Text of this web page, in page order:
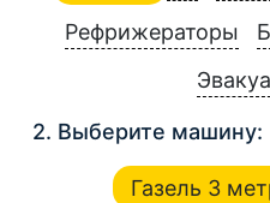
Рефрижераторы
2. Выберите машину:
Газель 3